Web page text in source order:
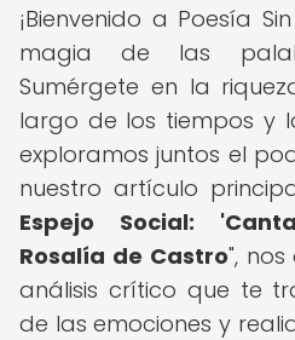
¡Bienvenido a Poesía
magia de las
Sumérgete en la
largo de los tiempos y
exploramos juntos el
nuestro artículo
Espejo Social:
Rosalía de Castro",
análisis crítico que te
de las emociones y